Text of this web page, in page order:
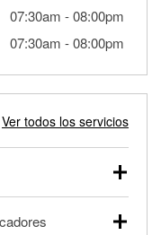
07:30am -08:00pm
07:30am -08:00pm
Ver todos los servicios
y